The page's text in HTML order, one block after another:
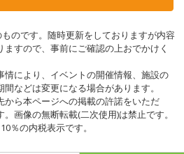
のです。随時更新をしておりますが内容
すので、事前にご確認の上おでかけく
により、イベントの開催情報、施設の
などは変更になる場合があります。
ら本ページへの掲載の許諾をいただ
画像の無断転載(二次使用)は禁止です。
％の内税表示です。